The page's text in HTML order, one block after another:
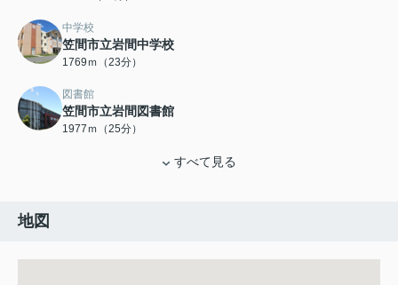
中学校
笠間市立岩間中学校
1769ｍ（23分）
図書館
笠間市立岩間図書館
1977ｍ（25分）
すべて見る
地図